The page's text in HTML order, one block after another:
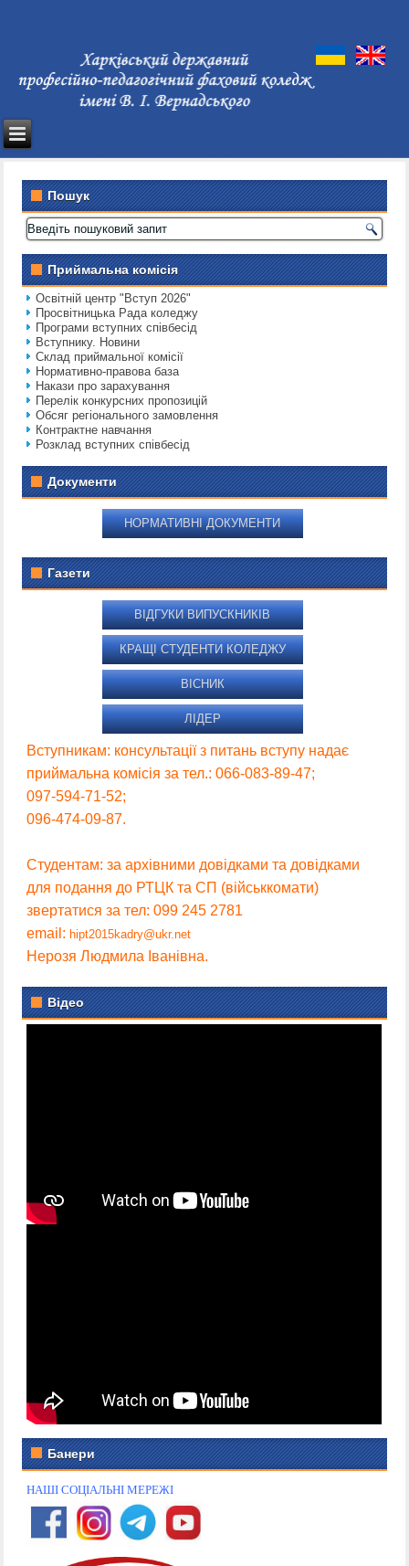
Пошук
Приймальна комісія
Освітній центр "Вступ 2026"
Просвітницька Рада коледжу
Програми вступних співбесід
Вступнику. Новини
Склад приймальної комісії
Нормативно-правова база
Накази про зарахування
Перелік конкурсних пропозицій
Обсяг регіонального замовлення
Контрактне навчання
Розклад вступних співбесід
Документи
НОРМАТИВНІ ДОКУМЕНТИ
Газети
ВІДГУКИ ВИПУСКНИКІВ
КРАЩІ СТУДЕНТИ КОЛЕДЖУ
ВІСНИК
ЛІДЕР
Вступникам: консультації з питань вступу надає
приймальна комісія за тел.: 066-083-89-47;
097-594-71-52;
096-474-09-87.
Студентам: за архівними довідками та довідками
для подання до РТЦК та СП (військкомати)
звертатися за тел: 099 245 2781
email:hipt2015kadry@ukr.net
Нерозя Людмила Іванівна.
Відео
Банери
НАШІ СОЦІАЛЬНІ МЕРЕЖІ